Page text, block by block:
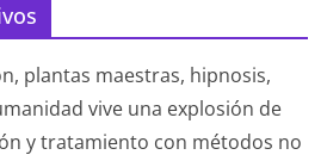
plantas maestras, hipnosis,
vive una explosión de
y tratamiento con métodos no